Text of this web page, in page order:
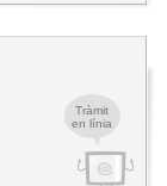
Tràmit
en línia